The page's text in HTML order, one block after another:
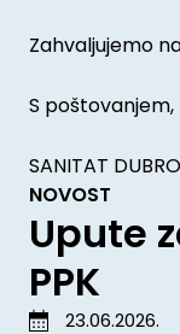
Zahvaljujemo
S poštovanjem,
SANITAT
NOVOST
Upute
PPK
23.06.2026.